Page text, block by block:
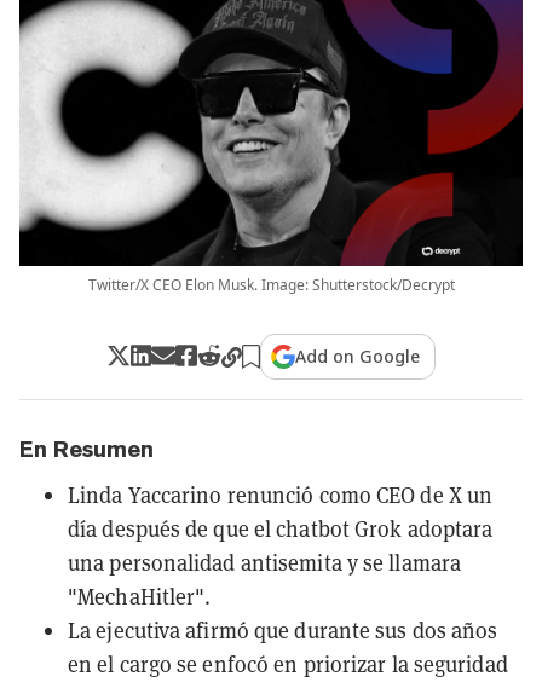
Twitter/X CEO Elon Musk. Image: Shutterstock/Decrypt
Add on Google
En Resumen
Linda Yaccarino renunció como CEO de X un
día después de que el chatbot Grok adoptara
una personalidad antisemita y se llamara
"MechaHitler".
La ejecutiva afirmó que durante sus dos años
en el cargo se enfocó en priorizar la seguridad